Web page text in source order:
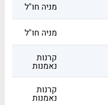
מניה חו"ל
מניה חו"ל
קרנות
נאמנות
קרנות
נאמנות